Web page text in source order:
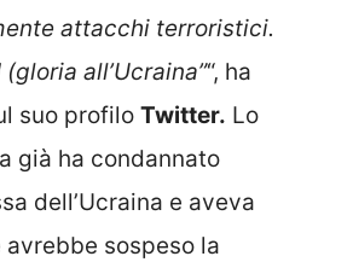
attacchi terroristici.
all’Ucraina”“, ha
suo profilo Twitter. Lo
già ha condannato
dell’Ucraina e aveva
sospeso la